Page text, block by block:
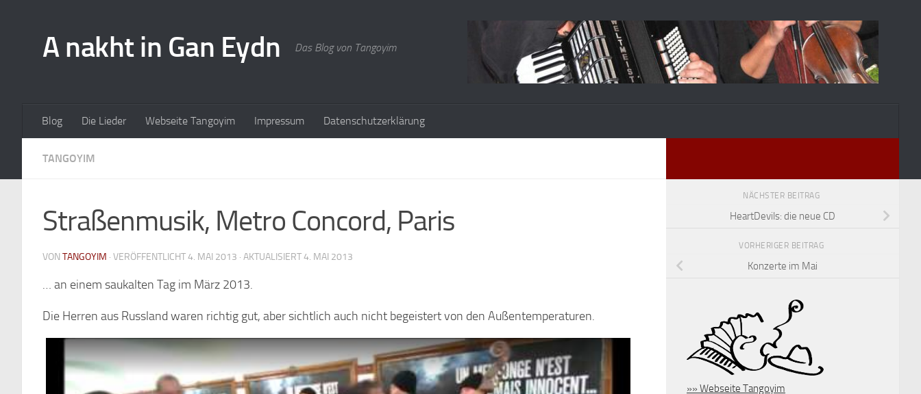
A nakht in Gan Eydn Das Blog von Tangoyim
Blog Die Lieder Webseite Tangoyim Impressum Datenschutzerklärung
TANGOYIM
Straßenmusik, Metro Concord, Paris
VON TANGOYIM · VERÖFFENTLICHT4. MAI 2013 · AKTUALISIERT4. MAI 2013
… an einem saukalten Tag im März 2013.
Die Herren aus Russland waren richtig gut, aber sichtlich auch nicht begeistert von den Außentemperaturen.
NÄCHSTER BEITRAG
HeartDevils: die neue CD
VORHERIGER BEITRAG
Konzerte im Mai
»» Webseite Tangoyim